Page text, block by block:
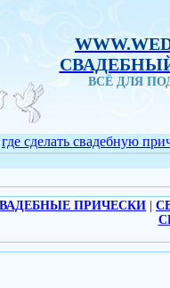
ВСЁ ДЛЯ
где сделать свадебную
ПРИЧЕСКИ